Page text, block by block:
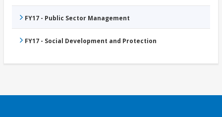
FY17 - Public Sector Management
FY17 - Social Development and Protection